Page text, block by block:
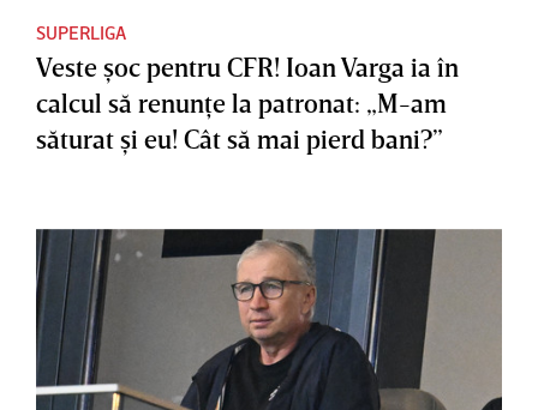
SUPERLIGA
Veste şoc pentru CFR! Ioan Varga ia în
calcul să renunţe la patronat: „M-am
săturat şi eu! Cât să mai pierd bani?”